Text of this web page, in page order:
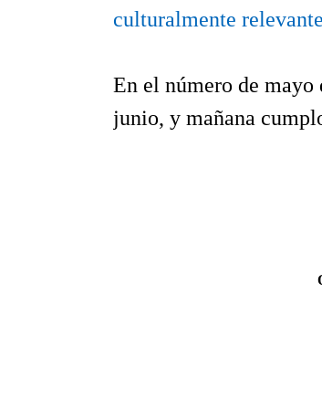
culturalmente
En el número de mayo
junio, y mañana